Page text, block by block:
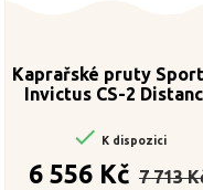
Kaprařské pruty
Invictus CS-2
 K dispozici
6 556 Kč
cena
7 713